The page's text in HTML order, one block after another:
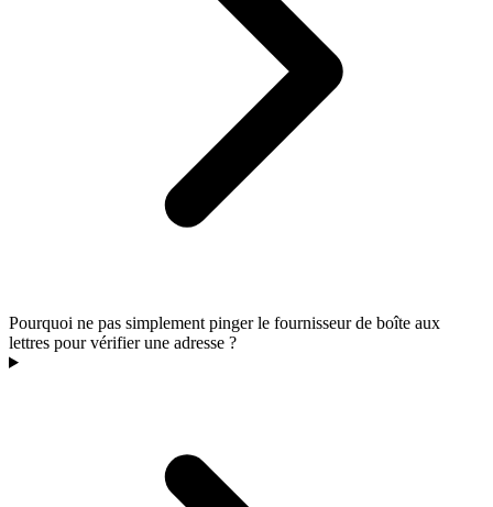
Pourquoi ne pas simplement pinger le fournisseur de boîte aux
lettres pour vérifier une adresse ?